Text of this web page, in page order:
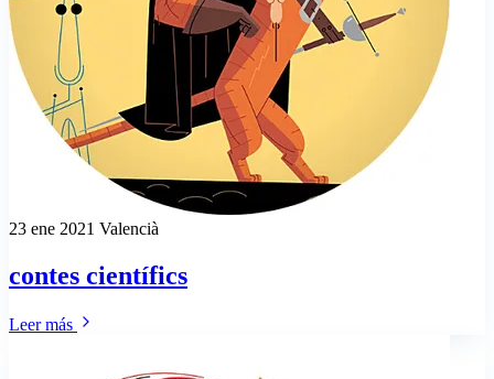
23 ene 2021 Valencià
contes científics
Leer más